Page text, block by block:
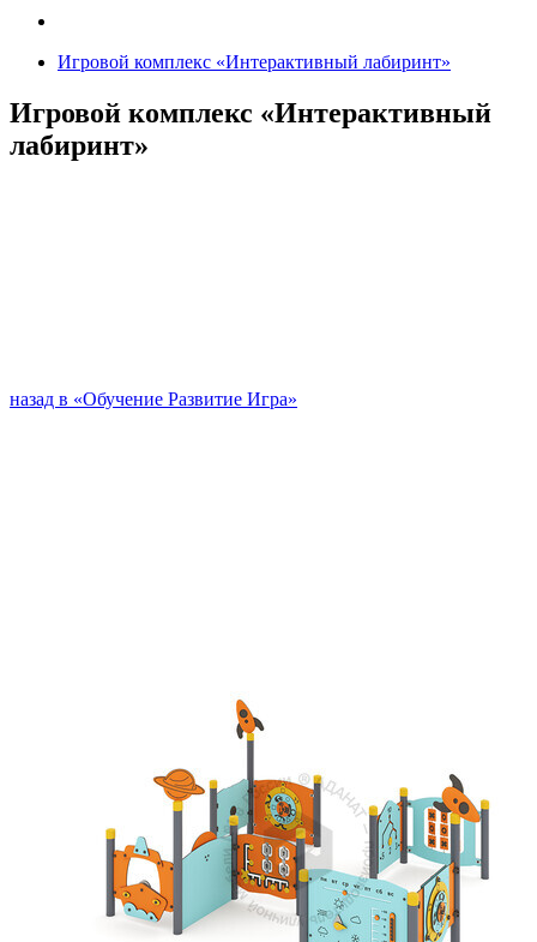
Игровой комплекс «Интерактивный лабиринт»
Игровой комплекс «Интерактивный
лабиринт»
назад в «Обучение Развитие Игра»